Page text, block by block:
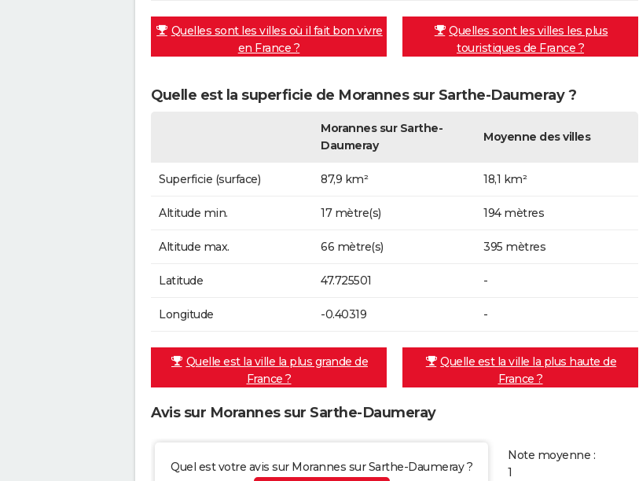
Quelles sont les villes où il fait bon vivre
en France ?
Quelles sont les villes les plus
touristiques de France ?
Quelle est la superficie de Morannes sur Sarthe-Daumeray ?
Morannes sur Sarthe-
Daumeray
Moyenne des villes
Superficie (surface) 87,9 km² 18,1 km²
Altitude min. 17 mètre(s) 194 mètres
Altitude max. 66 mètre(s) 395 mètres
Latitude 47.725501 -
Longitude -0.40319 -
Quelle est la ville la plus grande de
France ?
Quelle est la ville la plus haute de
France ?
Avis sur Morannes sur Sarthe-Daumeray
Quel est votre avis sur Morannes sur Sarthe-Daumeray ?
Note moyenne :
1